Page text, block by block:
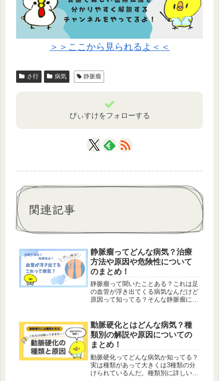
＞＞ここから見られるよ＜＜
さ行 病気 静脈瘤
ぴぃすけをフォローする
関連記事
静脈瘤ってどんな病気？治療
方法や原因や危険性について
のまとめ！
静脈瘤って聞いたことある？これは足
の血管が浮き出てくる病気なんだけど
原因って知ってる？そんな静脈瘤につ
動脈硬化とはどんな病気？種
類別の解説や原因についての
まとめ！
動脈硬化ってどんな病気か知ってる？
実は種類があって大きくは3種類の分
けられているんだ。種類別に詳しい解